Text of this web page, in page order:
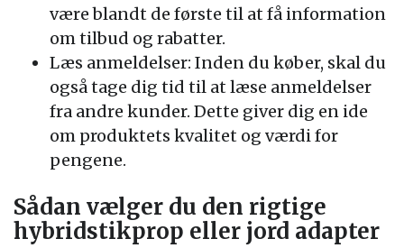
være blandt de første til at få information
om tilbud og rabatter.
Læs anmeldelser: Inden du køber, skal du
også tage dig tid til at læse anmeldelser
fra andre kunder. Dette giver dig en ide
om produktets kvalitet og værdi for
pengene.
Sådan vælger du den rigtige
hybridstikprop eller jord adapter